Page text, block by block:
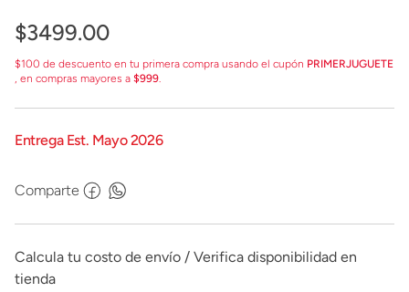
$3499.00
$100 de descuento en tu primera compra usando el cupón PRIMERJUGUETE
, en compras mayores a $999.
Entrega Est. Mayo 2026
Comparte